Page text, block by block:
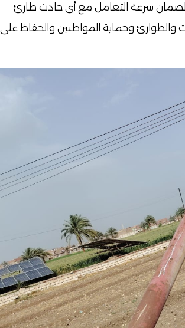
لضمان سرعة التعامل مع أي حادث طارئ
وحماية المواطنين والحفاظ على